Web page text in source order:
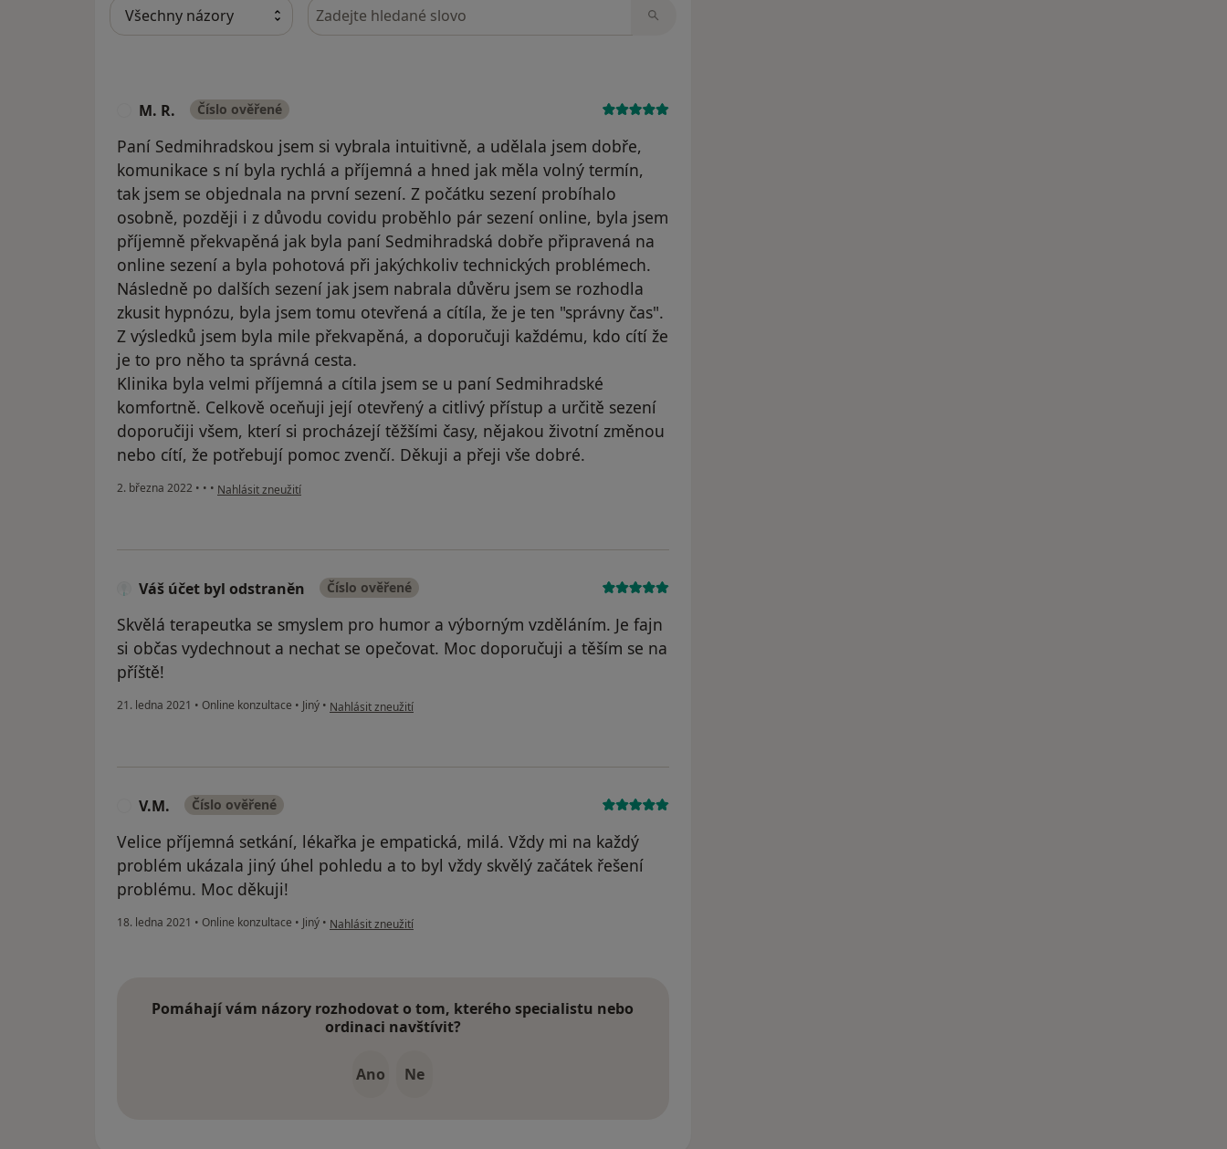
Hledejte v názorech
M. R. Číslo ověřené
Paní Sedmihradskou jsem si vybrala intuitivně, a udělala jsem dobře,
komunikace s ní byla rychlá a příjemná a hned jak měla volný termín,
tak jsem se objednala na první sezení. Z počátku sezení probíhalo
osobně, později i z důvodu covidu proběhlo pár sezení online, byla jsem
příjemně překvapěná jak byla paní Sedmihradská dobře připravená na
online sezení a byla pohotová při jakýchkoliv technických problémech.
Následně po dalších sezení jak jsem nabrala důvěru jsem se rozhodla
zkusit hypnózu, byla jsem tomu otevřená a cítíla, že je ten "správny čas".
Z výsledků jsem byla mile překvapěná, a doporučuji každému, kdo cítí že
je to pro něho ta správná cesta.
Klinika byla velmi příjemná a cítila jsem se u paní Sedmihradské
komfortně. Celkově oceňuji její otevřený a citlivý přístup a určitě sezení
doporučiji všem, kterí si procházejí těžšími časy, nějakou životní změnou
nebo cítí, že potřebují pomoc zvenčí. Děkuji a přeji vše dobré.
2. března 2022 • • • podle názoru uživatele M. R.
Nahlásit zneužití
Váš účet byl odstraněn Číslo ověřené
Skvělá terapeutka se smyslem pro humor a výborným vzděláním. Je fajn
si občas vydechnout a nechat se opečovat. Moc doporučuji a těším se na
příště!
21. ledna 2021 • Online konzultace • Jiný • podle názoru uživatele Váš účet byl odstraněn
Nahlásit zneužití
V.M. Číslo ověřené
Velice příjemná setkání, lékařka je empatická, milá. Vždy mi na každý
problém ukázala jiný úhel pohledu a to byl vždy skvělý začátek řešení
problému. Moc děkuji!
18. ledna 2021 • Online konzultace • Jiný • podle názoru uživatele V.M.
Nahlásit zneužití
Pomáhají vám názory rozhodovat o tom, kterého specialistu nebo
ordinaci navštívit?
Ano Ne